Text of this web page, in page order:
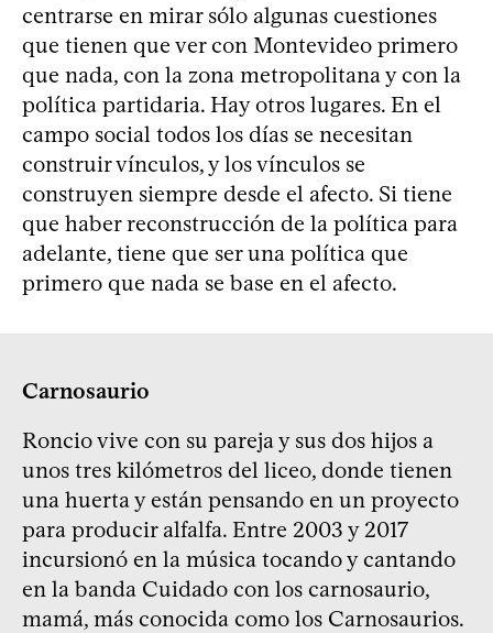
centrarse en mirar sólo algunas cuestiones
que tienen que ver con Montevideo primero
que nada, con la zona metropolitana y con la
política partidaria. Hay otros lugares. En el
campo social todos los días se necesitan
construir vínculos, y los vínculos se
construyen siempre desde el afecto. Si tiene
que haber reconstrucción de la política para
adelante, tiene que ser una política que
primero que nada se base en el afecto.
Carnosaurio
Roncio vive con su pareja y sus dos hijos a
unos tres kilómetros del liceo, donde tienen
una huerta y están pensando en un proyecto
para producir alfalfa. Entre 2003 y 2017
incursionó en la música tocando y cantando
en la banda Cuidado con los carnosaurio,
mamá, más conocida como los Carnosaurios.